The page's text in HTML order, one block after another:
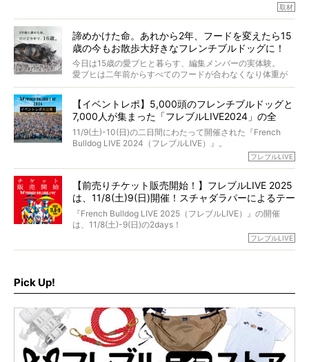
「愛犬が旅立ったあと、ベッドやおもちゃはどうすればい
くれる？」
さらには、霊感がない人でも愛犬が成仏したことを知る方
法まで。
お笑い芸人だからこそ暗くなりすぎない、むしろ心がスッ
と軽くなる。
永久保存版のスペシャル対談です！
た。
僧侶としての名は「靖賢（せいけん）」。
当時54歳という年齢にして、なぜ動物専門僧侶という道を
選んだのか。
また、愛犬の旅立ちとどのように向き合うべきなのか。
た。
取材
諦めかけた命。あれから2年、フードを変えたら15
歳の今もお散歩大好きなフレンチブルドッグに！
今日は15歳の愛ブヒと暮らす、編集メンバーの実体験。
愛ブヒは二年前からすべてのフードが合わなくなり体重が
激減。検査をしても異常はなく「年齢のせいですね…」と言
もう諦めるしかないのかな…そんなとき、我が家に届いたの
が「THE fu-do(ザ・フード)」の試食品でした。
そして「THE fu-do(ザ・フード)」を食べつづけて二年、愛
ブヒは15歳になり、今も元気にお散歩をしています。
今回は、二年前の絶望から今までを包み隠さず、時系列で
【イベントレポ】5,000頭のフレンチブルドッグと
7,000人が集まった「フレブルLIVE2024」の全
貌！
11/9(土)-10(日)の二日間にわたって開催された『French
Bulldog LIVE 2024（フレブルLIVE）』。
今年はのべ5,000頭のフレンチブルドッグと7,000人のフレ
day1の司会はフレブルラバーのロッチさん。day2の音楽フ
ェスには世代ど真ん中のPUFFYが出演するなど、例年以上
に豪華なラインナップ。
北は北海道、南は鹿児島県から。全国のフレンチブルドッ
グが一堂に会した「フレブルLIVE2024」の模様を、詳しく
フレブルLIVE
【前売りチケット販売開始！】フレブルLIVE 2025
は、11/8(土)9(日)開催！スチャダラパーによるテー
マソング制作も決定
『French Bulldog LIVE 2025（フレブルLIVE）』の開催
は、11/8(土)-9(日)の2days！
お得な前売りチケット、いよいよ販売スタートです！
ど、内容盛りだくさんでお送りしていますので、最後まで
お見逃しなく！
フレブルLIVE
Pick Up!